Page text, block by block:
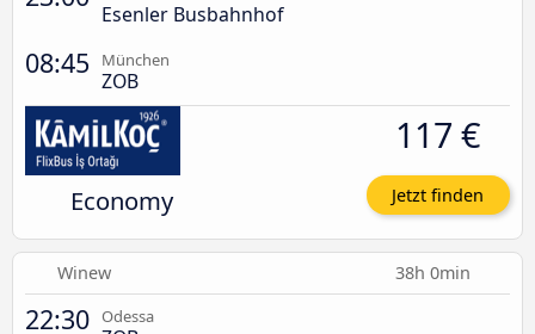
Esenler Busbahnhof
08:45 München
ZOB
Economy
117 €
Jetzt finden
Winew 38h 0min
22:30 Odessa